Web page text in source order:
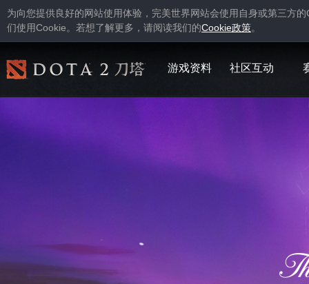
为向您提供良好的网站使用体验，完美世界网站会使用自身或第三方的
们使用Cookie。若想了解更多，请阅读我们的Cookie政策。
游戏资料 社区互动